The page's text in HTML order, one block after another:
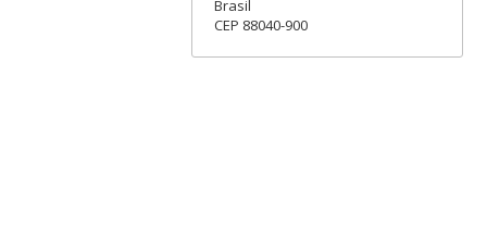
Brasil
CEP 88040-900